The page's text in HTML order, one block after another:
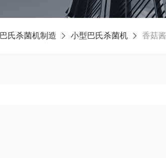
巴氏杀菌机制造 小型巴氏杀菌机 香菇